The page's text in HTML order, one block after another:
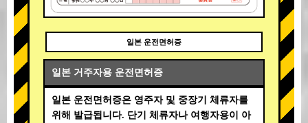
일본 운전면허증
일본 거주자용 운전면허증
일본 운전면허증은 영주자 및 중장기 체류자를
위해 발급됩니다. 단기 체류자나 여행자용이 아